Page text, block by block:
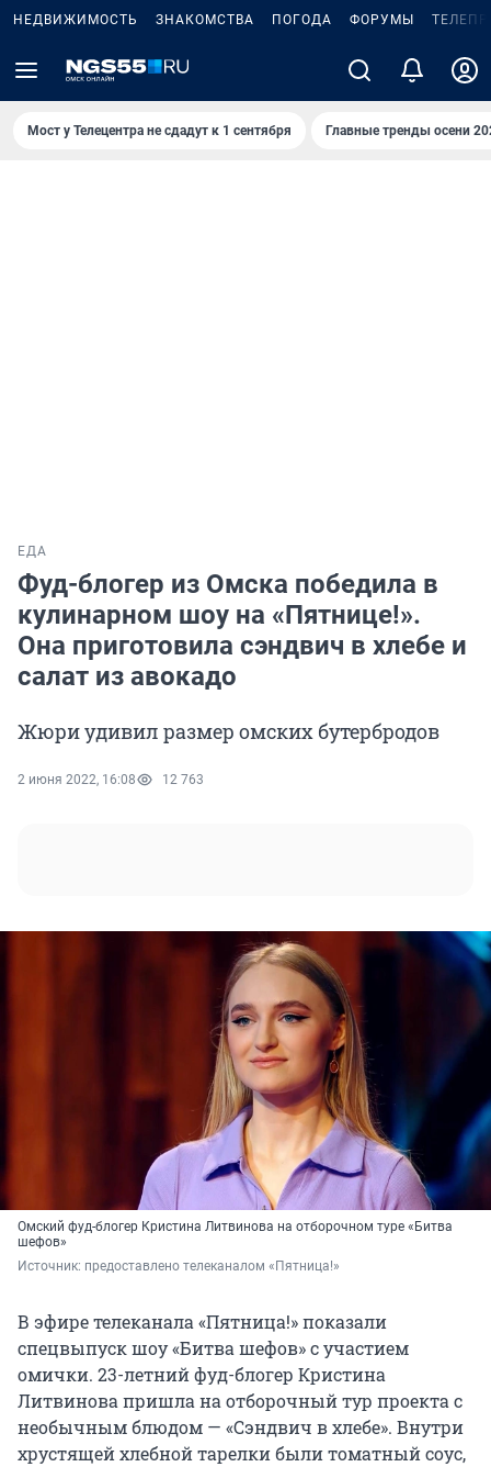
НЕДВИЖИМОСТЬ ЗНАКОМСТВА ПОГОДА ФОРУМЫ
Мост у Телецентра не сдадут к 1 сентября Главные тренды осени
ЕДА
Фуд-блогер из Омска победила в
кулинарном шоу на «Пятнице!».
Она приготовила сэндвич в хлебе и
салат из авокадо
Жюри удивил размер омских бутербродов
2 июня 2022, 16:08 12 763
Омский фуд-блогер Кристина Литвинова на отборочном туре «Битва
шефов»
Источник: предоставлено телеканалом «Пятница!»
В эфире телеканала «Пятница!» показали
спецвыпуск шоу «Битва шефов» с участием
омички. 23-летний фуд-блогер Кристина
Литвинова пришла на отборочный тур проекта с
необычным блюдом — «Сэндвич в хлебе». Внутри
хрустящей хлебной тарелки были томатный соус,